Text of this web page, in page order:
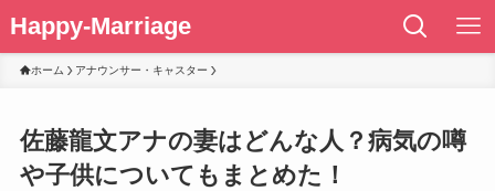
Happy-Marriage
ホーム アナウンサー・キャスター
佐藤龍文アナの妻はどんな人？病気の噂
や子供についてもまとめた！